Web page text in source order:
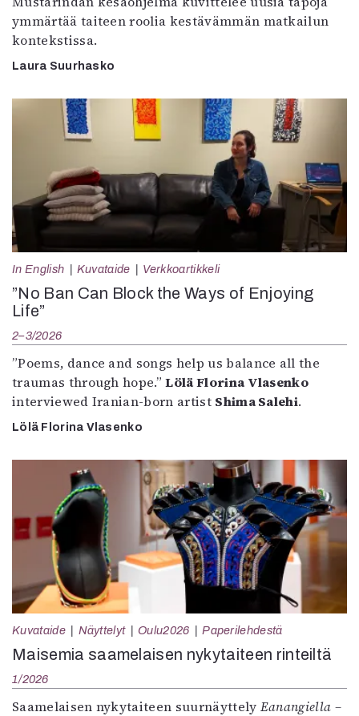
ymmärtää taiteen roolia kestävämmän matkailun
kontekstissa.
Laura Suurhasko
In English Kuvataide Verkkoartikkeli
”No Ban Can Block the Ways of Enjoying
Life”
2–3/2026
”Poems, dance and songs help us balance all the
traumas through hope.”Lölä Florina Vlasenko
interviewed Iranian-born artist Shima Salehi.
Lölä Florina Vlasenko
Kuvataide Näyttelyt Oulu2026 Paperilehdestä
Maisemia saamelaisen nykytaiteen rinteiltä
1/2026
Saamelaisen nykytaiteen suurnäyttely Eanangiella –